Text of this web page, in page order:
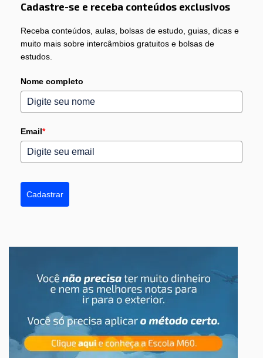
Cadastre-se e receba conteúdos exclusivos
Receba conteúdos, aulas, bolsas de estudo, guias, dicas e
muito mais sobre intercâmbios gratuitos e bolsas de
estudos.
Nome completo
Email*
Cadastrar